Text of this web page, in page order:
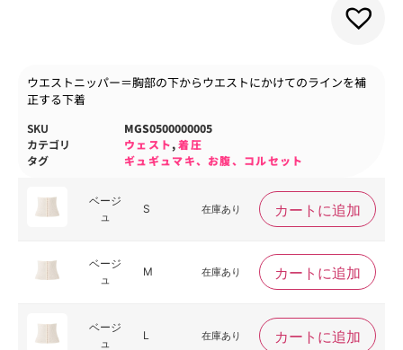
ウエストニッパー＝胸部の下からウエストにかけてのラインを補
正する下着
SKU
MGS0500000005
カテゴリ
ウェスト,着圧
タグ
ギュギュマキ、お腹、コルセット
ベージ
ュ
S 在庫あり カートに追加
ベージ
ュ
M 在庫あり カートに追加
ベージ
ュ
L 在庫あり カートに追加